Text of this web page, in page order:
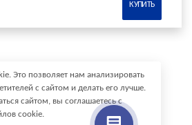
КУПИТЬ
Это позволяет нам анализировать
с сайтом и делать его лучше.
сайтом, вы соглашаетесь с
cookie.